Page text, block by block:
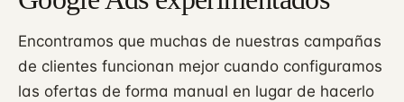
Encontramos que muchas de nuestras campañas
de clientes funcionan mejor cuando configuramos
las ofertas de forma manual en lugar de hacerlo